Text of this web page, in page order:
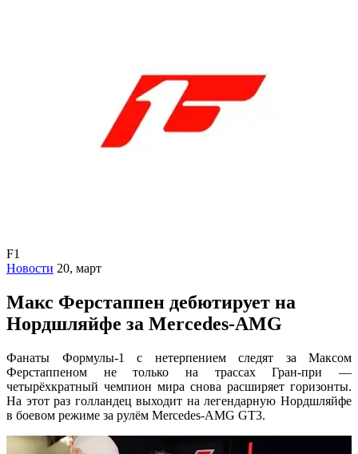
F1
Новости 20, март
Макс Ферстаппен дебютирует на
Нордшляйфе за Mercedes-AMG
Фанаты Формулы-1 с нетерпением следят за Максом
Ферстаппеном не только на трассах Гран-при —
четырёхкратный чемпион мира снова расширяет горизонты.
На этот раз голландец выходит на легендарную Нордшляйфе
в боевом режиме за рулём Mercedes-AMG GT3.